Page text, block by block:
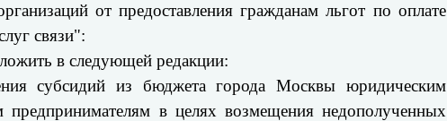
от предоставления гражданам льгот по оплате
связи":
в следующей редакции:
субсидий из бюджета города Москвы юридическим
в целях возмещения недополученных